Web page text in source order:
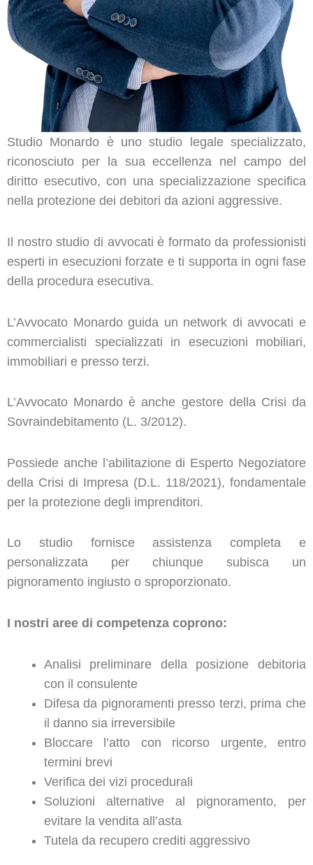
Studio Monardo è uno studio legale specializzato,
riconosciuto per la sua eccellenza nel campo del
diritto esecutivo, con una specializzazione specifica
nella protezione dei debitori da azioni aggressive.
Il nostro studio di avvocati è formato da professionisti
esperti in esecuzioni forzate e ti supporta in ogni fase
della procedura esecutiva.
L’Avvocato Monardo guida un network di avvocati e
commercialisti specializzati in esecuzioni mobiliari,
immobiliari e presso terzi.
L’Avvocato Monardo è anche gestore della Crisi da
Sovraindebitamento (L. 3/2012).
Possiede anche l’abilitazione di Esperto Negoziatore
della Crisi di Impresa (D.L. 118/2021), fondamentale
per la protezione degli imprenditori.
Lo studio fornisce assistenza completa e
personalizzata per chiunque subisca un
pignoramento ingiusto o sproporzionato.
I nostri aree di competenza coprono:
Analisi preliminare della posizione debitoria
con il consulente
Difesa da pignoramenti presso terzi, prima che
il danno sia irreversibile
Bloccare l’atto con ricorso urgente, entro
termini brevi
Verifica dei vizi procedurali
Soluzioni alternative al pignoramento, per
evitare la vendita all’asta
Tutela da recupero crediti aggressivo